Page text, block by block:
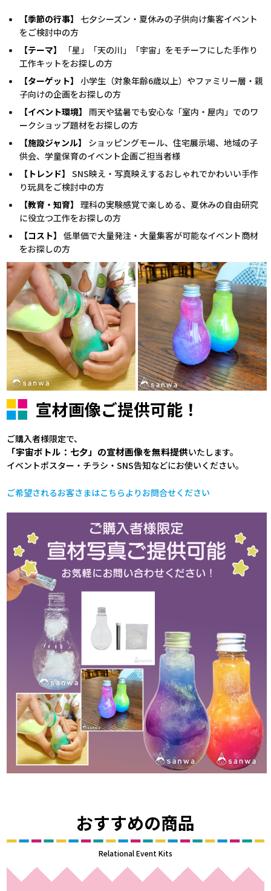
【季節の行事】 七夕シーズン・夏休みの子供向け集客イベント
をご検討中の方
【テーマ】
「星」「天の川」「宇宙」をモチーフにした手作り
工作キットをお探しの方
【ターゲット】 小学生（対象年齢6歳以上）やファミリー層・親
子向けの企画をお探しの方
【イベント環境】 雨天や猛暑でも安心な「室内・屋内」でのワ
ークショップ題材をお探しの方
【施設ジャンル】
ショッピングモール、住宅展示場、地域の子
供会、学童保育のイベント企画ご担当者様
【トレンド】 SNS映え・写真映えするおしゃれでかわいい手作
り玩具をご検討中の方
【教育・知育】 理科の実験感覚で楽しめる、夏休みの自由研究
に役立つ工作をお探しの方
【コスト】 低単価で大量発注・大量集客が可能なイベント商材
をお探しの方
宣材画像ご提供可能！
ご購入者様限定で、
「宇宙ボトル：七夕」の宣材画像を無料提供いたします。
イベントポスター・チラシ・SNS告知などにお使いください。
ご希望されるお客さまはこちらよりお問合せください
おすすめの商品
Relational Event Kits